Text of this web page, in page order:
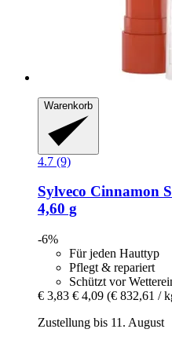
Warenkorb
4.7 (9)
Sylveco Cinnamon
4,60 g
-6%
Für jeden Hauttyp
Pflegt & repariert
Schützt vor
€ 3,83 € 4,09 (€ 832,61 /
Zustellung bis 11. August